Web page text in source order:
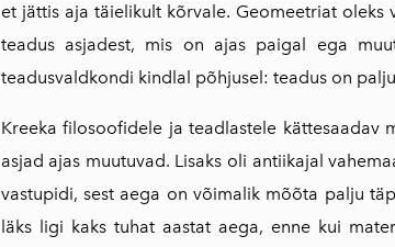
et jättis aja täielikult kõrvale. Geomeetriat oleks
teadus asjadest, mis on ajas paigal ega
teadusvaldkondi kindlal põhjusel: teadus on
Kreeka filosoofidele ja teadlastele kättesaadav
asjad ajas muutuvad. Lisaks oli antiikajal
vastupidi, sest aega on võimalik mõõta palju
läks ligi kaks tuhat aastat aega, enne kui